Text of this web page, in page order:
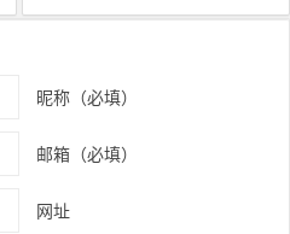
昵称（必填）
邮箱（必填）
网址